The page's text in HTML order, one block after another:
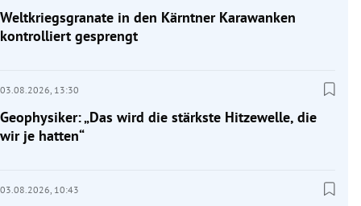
Weltkriegsgranate in den Kärntner Karawanken
kontrolliert gesprengt
03.08.2026, 13:30
Geophysiker: „Das wird die stärkste Hitzewelle, die
wir je hatten“
03.08.2026, 10:43